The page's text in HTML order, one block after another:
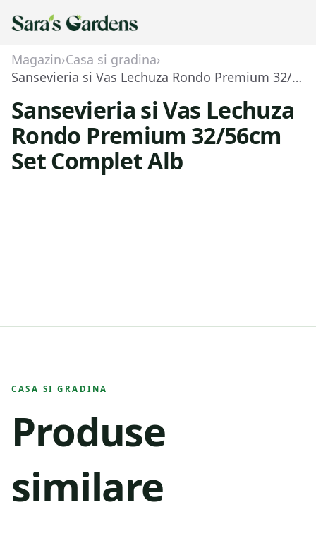
Magazin›Casa si gradina›
Sansevieria si Vas Lechuza Rondo Premium 32/56cm Set Complet Alb
Sansevieria si Vas Lechuza
Rondo Premium 32/56cm
Set Complet Alb
CASA SI GRADINA
Produse
similare